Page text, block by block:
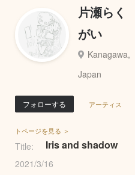
片瀬らく
がい
Kanagawa,
Japan
フォローする アーティス
トページを見る ＞
Title: Iris and shadow
2021/3/16